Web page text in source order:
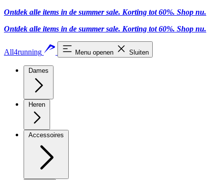
Ontdek alle items in de summer sale. Korting tot 60%. Shop nu.
Ontdek alle items in de summer sale. Korting tot 60%. Shop nu.
All4running Menu openen Sluiten
Dames
Heren
Accessoires